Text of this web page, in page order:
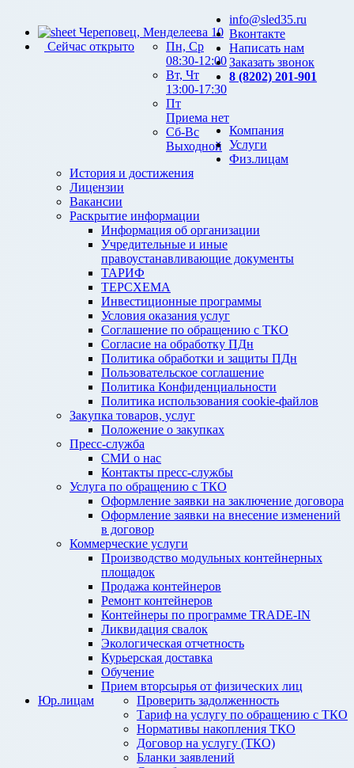
Череповец, Менделеева 10
Сейчас открыто
Пн, Ср
08:30-12:00
Вт, Чт
13:00-17:30
Пт
Приема нет
Сб-Вс
Выходной
info@sled35.ru
Вконтакте
Написать нам
Заказать звонок
8 (8202) 201-901
Компания
История и достижения
Лицензии
Вакансии
Раскрытие информации
Информация об организации
Учредительные и иные
правоустанавливающие документы
ТАРИФ
ТЕРСХЕМА
Инвестиционные программы
Условия оказания услуг
Соглашение по обращению с ТКО
Согласие на обработку ПДн
Политика обработки и защиты ПДн
Пользовательское соглашение
Политика Конфиденциальности
Политика использования cookie-файлов
Закупка товаров, услуг
Положение о закупках
Пресс-служба
СМИ о нас
Контакты пресс-службы
Услуги
Услуга по обращению с ТКО
Оформление заявки на заключение договора
Оформление заявки на внесение изменений
в договор
Коммерческие услуги
Производство модульных контейнерных
площадок
Продажа контейнеров
Ремонт контейнеров
Контейнеры по программе TRADE-IN
Ликвидация свалок
Экологическая отчетность
Курьерская доставка
Обучение
Прием вторсырья от физических лиц
Физ.лицам
Проверить задолженность
Тариф на услугу по обращению с ТКО
Нормативы накопления ТКО
Договор на услугу (ТКО)
Бланки заявлений
Юр.лицам